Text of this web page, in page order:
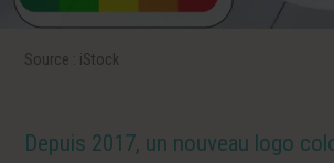
Source : iStock
Depuis 2017, un nouveau logo